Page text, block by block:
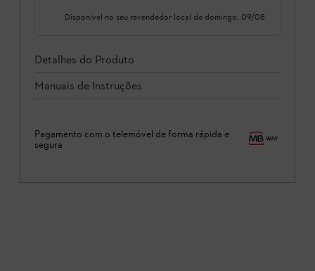
Disponível no seu revendedor local de domingo, 09/08
Detalhes do Produto
Manuais de Instruções
Pagamento com o telemóvel de forma rápida e
segura